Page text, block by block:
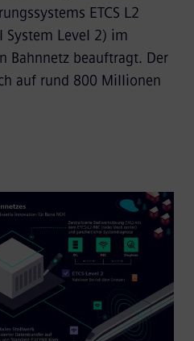
ETCS L2
System Level 2) im
Bahnnetz beauftragt. Der
auf rund 800 Millionen